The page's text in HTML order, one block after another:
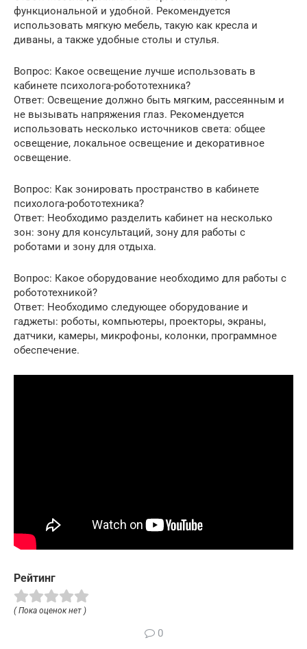
функциональной и удобной. Рекомендуется
использовать мягкую мебель, такую как кресла и
диваны, а также удобные столы и стулья.
Вопрос: Какое освещение лучше использовать в
кабинете психолога-робототехника?
Ответ: Освещение должно быть мягким, рассеянным и
не вызывать напряжения глаз. Рекомендуется
использовать несколько источников света: общее
освещение, локальное освещение и декоративное
освещение.
Вопрос: Как зонировать пространство в кабинете
психолога-робототехника?
Ответ: Необходимо разделить кабинет на несколько
зон: зону для консультаций, зону для работы с
роботами и зону для отдыха.
Вопрос: Какое оборудование необходимо для работы с
робототехникой?
Ответ: Необходимо следующее оборудование и
гаджеты: роботы, компьютеры, проекторы, экраны,
датчики, камеры, микрофоны, колонки, программное
обеспечение.
Рейтинг
( Пока оценок нет )
0